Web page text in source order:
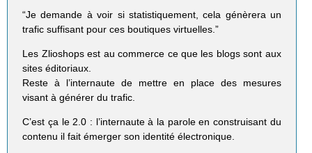
“Je demande à voir si statistiquement, cela génèrera un
trafic suffisant pour ces boutiques virtuelles.”
Les Zlioshops est au commerce ce que les blogs sont aux
sites éditoriaux.
Reste à l’internaute de mettre en place des mesures
visant à générer du trafic.
C’est ça le 2.0 : l’internaute à la parole en construisant du
contenu il fait émerger son identité électronique.